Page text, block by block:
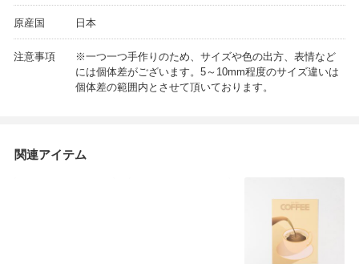
原産国 日本
注意事項
※一つ一つ手作りのため、サイズや色の出方、表情など
には個体差がございます。5～10mm程度のサイズ違いは
個体差の範囲内とさせて頂いております。
関連アイテム